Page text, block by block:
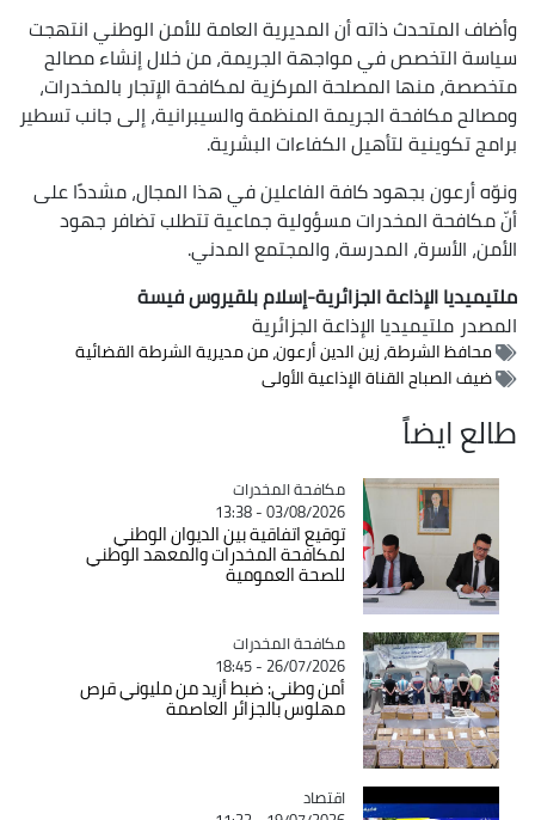
وأضاف المتحدث ذاته أن المديرية العامة للأمن الوطني انتهجت
سياسة التخصص في مواجهة الجريمة، من خلال إنشاء مصالح
متخصصة، منها المصلحة المركزية لمكافحة الإتجار بالمخدرات،
ومصالح مكافحة الجريمة المنظمة والسيبرانية، إلى جانب تسطير
برامج تكوينية لتأهيل الكفاءات البشرية.
ونوّه أرعون بجهود كافة الفاعلين في هذا المجال، مشددًا على
أنّ مكافحة المخدرات مسؤولية جماعية تتطلب تضافر جهود
الأمن، الأسرة، المدرسة، والمجتمع المدني.
ملتيميديا الإذاعة الجزائرية-إسلام بلقيروس فيسة
المصدرملتيميديا الإذاعة الجزائرية
محافظ الشرطة، زين الدين أرعون، من مديرية الشرطة القضائية
ضيف الصباح القناة الإذاعية الأولى
طالع ايضاً
Catégorie
مكافحة المخدرات
03/08/2026 - 13:38
توقيع اتفاقية بين الديوان الوطني
لمكافحة المخدرات والمعهد الوطني
للصحة العمومية
Catégorie
مكافحة المخدرات
26/07/2026 - 18:45
أمن وطني: ضبط أزيد من مليوني قرص
مهلوس بالجزائر العاصمة
Catégorie
اقتصاد